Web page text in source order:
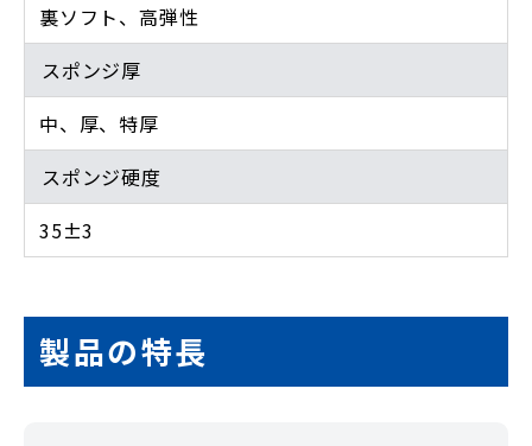
裏ソフト、高弾性
スポンジ厚
中、厚、特厚
スポンジ硬度
35±3
製品の特長